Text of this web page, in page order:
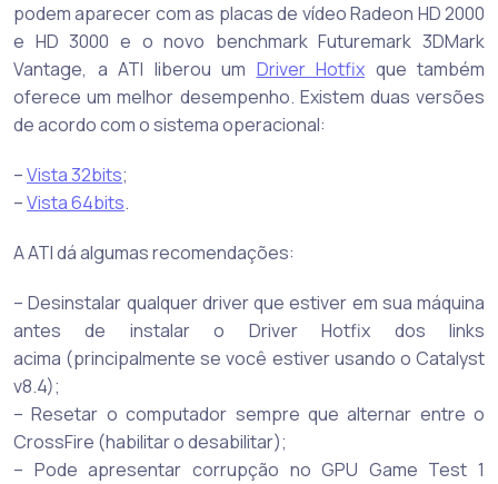
podem aparecer com as placas de vídeo Radeon HD 2000
e HD 3000 e o novo benchmark Futuremark 3DMark
Vantage, a ATI liberou um Driver Hotfix que também
oferece um melhor desempenho. Existem duas versões
de acordo com o sistema operacional:
–Vista 32bits;
–Vista 64bits.
A ATI dá algumas recomendações:
– Desinstalar qualquer driver que estiver em sua máquina
antes de instalar o Driver Hotfix dos links
acima (principalmente se você estiver usando o Catalyst
v8.4);
– Resetar o computador sempre que alternar entre o
CrossFire (habilitar o desabilitar);
– Pode apresentar corrupção no GPU Game Test 1